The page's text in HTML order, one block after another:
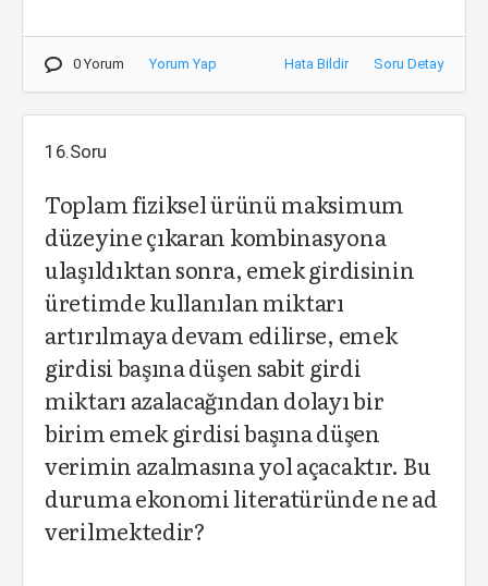
0 Yorum Yorum Yap Hata Bildir Soru Detay
16.Soru
Toplam fiziksel ürünü maksimum
düzeyine çıkaran kombinasyona
ulaşıldıktan sonra, emek girdisinin
üretimde kullanılan miktarı
artırılmaya devam edilirse, emek
girdisi başına düşen sabit girdi
miktarı azalacağından dolayı bir
birim emek girdisi başına düşen
verimin azalmasına yol açacaktır. Bu
duruma ekonomi literatüründe ne ad
verilmektedir?